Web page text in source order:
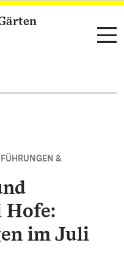
&
Hofe:
im Juli